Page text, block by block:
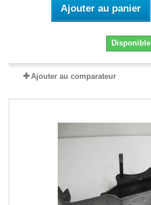
Ajouter au panier
Disponible
Ajouter au comparateur